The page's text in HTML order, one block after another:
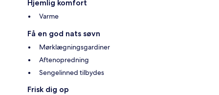
Hjemlig komfort
Varme
Få en god nats søvn
Mørklægningsgardiner
Aftenopredning
Sengelinned tilbydes
Frisk dig op